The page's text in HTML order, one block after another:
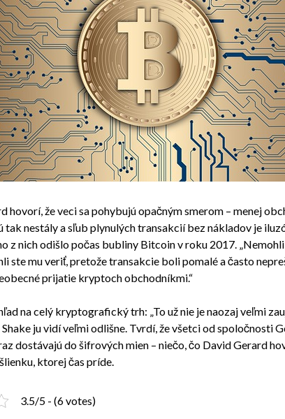
hovorí, že veci sa pohybujú opačným smerom – menej
tak nestály a sľub plynulých transakcií bez nákladov je
z nich odišlo počas bubliny Bitcoin v roku 2017.
ste mu veriť, pretože transakcie boli pomalé a často
prijatie kryptoch obchodníkmi.“
na celý kryptografický trh: „To už nie je naozaj veľmi
ju vidí veľmi odlišne. Tvrdí, že všetci od spoločnosti
dostávajú do šifrových mien – niečo, čo David Gerard
ktorej čas príde.
3.5/5 - (6 votes)